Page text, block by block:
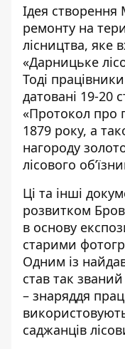
Ідея створення
ремонту на
лісництва, яке
«Дарницьке
Тоді
датовані 19-20
«Протокол про
1879 року, а
нагороду
лісового
Ці та інші
розвитком
в основу
старими
Одним із
став так
– знаряддя
саджанців